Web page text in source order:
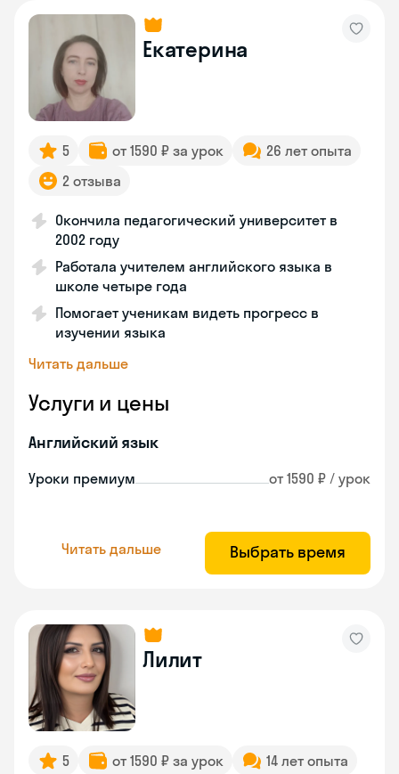
Екатерина
5 от 1590 ₽ за урок
26 лет опыта
2 отзыва
Окончила педагогический университет в
2002 году
Работала учителем английского языка в
школе четыре года
Помогает ученикам видеть прогресс в
изучении языка
Читать дальше
Услуги и цены
Английский язык
Уроки премиум от 1590 ₽ / урок
Читать дальше Выбрать время
Лилит
5 от 1590 ₽ за урок
14 лет опыта